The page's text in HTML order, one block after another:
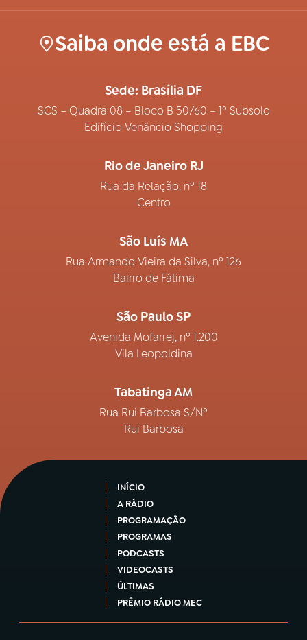
Saiba onde está a EBC
Sede: Brasília DF
SCS – Quadra 08 – Bloco B 50/60 – 1º Subsolo
Edifício Venâncio Shopping
Rio de Janeiro RJ
Rua da Relação, nº 18
Centro
São Luís MA
Rua Armando Vieira da Silva, nº 126
Bairro de Fátima
São Paulo SP
Avenida Mofarrej, nº 1.200
Vila Leopoldina
Tabatinga AM
Rua Rui Barbosa S/Nº
Rui Barbosa
INÍCIO
A RÁDIO
PROGRAMAÇÃO
PROGRAMAS
PODCASTS
VIDEOCASTS
ÚLTIMAS
PRÊMIO RÁDIO MEC